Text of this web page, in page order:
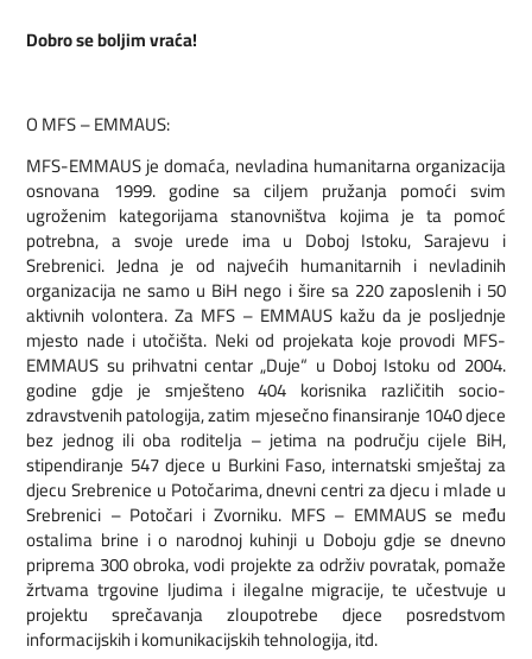
Dobro se boljim vraća!
O MFS – EMMAUS:
MFS-EMMAUS je domaća, nevladina humanitarna organizacija
osnovana 1999. godine sa ciljem pružanja pomoći svim
ugroženim kategorijama stanovništva kojima je ta pomoć
potrebna, a svoje urede ima u Doboj Istoku, Sarajevu i
Srebrenici. Jedna je od najvećih humanitarnih i nevladinih
organizacija ne samo u BiH nego i šire sa 220 zaposlenih i 50
aktivnih volontera. Za MFS – EMMAUS kažu da je posljednje
mjesto nade i utočišta. Neki od projekata koje provodi MFS-
EMMAUS su prihvatni centar „Duje“ u Doboj Istoku od 2004.
godine gdje je smješteno 404 korisnika različitih socio-
zdravstvenih patologija, zatim mjesečno finansiranje 1040 djece
bez jednog ili oba roditelja – jetima na području cijele BiH,
stipendiranje 547 djece u Burkini Faso, internatski smještaj za
djecu Srebrenice u Potočarima, dnevni centri za djecu i mlade u
Srebrenici – Potočari i Zvorniku. MFS – EMMAUS se među
ostalima brine i o narodnoj kuhinji u Doboju gdje se dnevno
priprema 300 obroka, vodi projekte za održiv povratak, pomaže
žrtvama trgovine ljudima i ilegalne migracije, te učestvuje u
projektu sprečavanja zloupotrebe djece posredstvom
informacijskih i komunikacijskih tehnologija, itd.